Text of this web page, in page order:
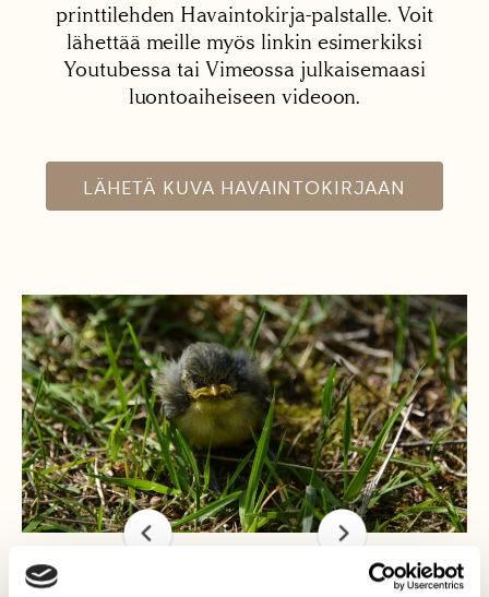
printtilehden Havaintokirja-palstalle. Voit
lähettää meille myös linkin esimerkiksi
Youtubessa tai Vimeossa julkaisemaasi
luontoaiheiseen videoon.
LÄHETÄ KUVA HAVAINTOKIRJAAN